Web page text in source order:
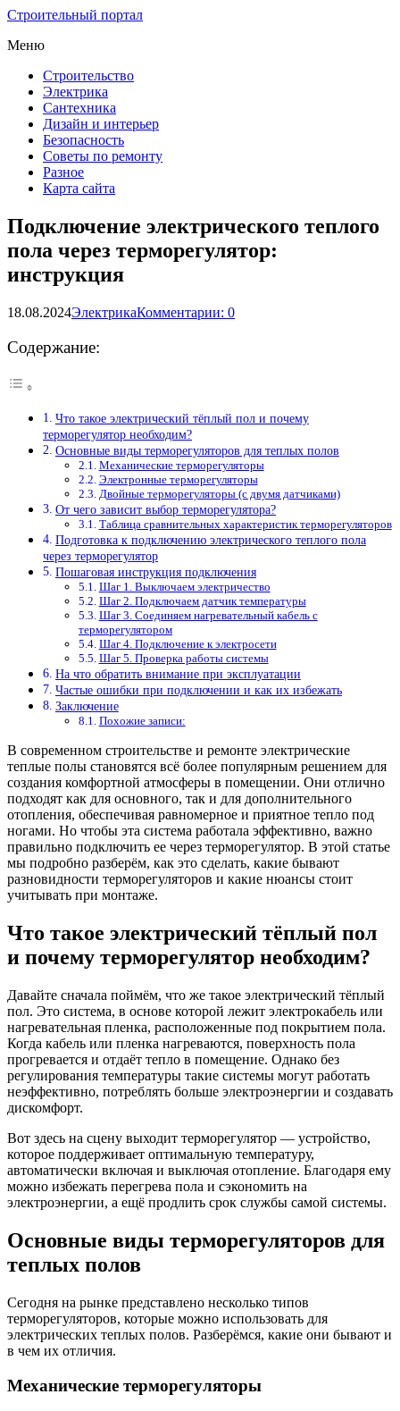
Строительный портал
Меню
Строительство
Электрика
Сантехника
Дизайн и интерьер
Безопасность
Советы по ремонту
Разное
Карта сайта
Подключение электрического теплого
пола через терморегулятор:
инструкция
18.08.2024ЭлектрикаКомментарии: 0
Содержание:
Что такое электрический тёплый пол и почему
терморегулятор необходим?
Основные виды терморегуляторов для теплых полов
Механические терморегуляторы
Электронные терморегуляторы
Двойные терморегуляторы (с двумя датчиками)
От чего зависит выбор терморегулятора?
Таблица сравнительных характеристик терморегуляторов
Подготовка к подключению электрического теплого пола
через терморегулятор
Пошаговая инструкция подключения
Шаг 1. Выключаем электричество
Шаг 2. Подключаем датчик температуры
Шаг 3. Соединяем нагревательный кабель с
терморегулятором
Шаг 4. Подключение к электросети
Шаг 5. Проверка работы системы
На что обратить внимание при эксплуатации
Частые ошибки при подключении и как их избежать
Заключение
Похожие записи:
В современном строительстве и ремонте электрические
теплые полы становятся всё более популярным решением для
создания комфортной атмосферы в помещении. Они отлично
подходят как для основного, так и для дополнительного
отопления, обеспечивая равномерное и приятное тепло под
ногами. Но чтобы эта система работала эффективно, важно
правильно подключить ее через терморегулятор. В этой статье
мы подробно разберём, как это сделать, какие бывают
разновидности терморегуляторов и какие нюансы стоит
учитывать при монтаже.
Что такое электрический тёплый пол
и почему терморегулятор необходим?
Давайте сначала поймём, что же такое электрический тёплый
пол. Это система, в основе которой лежит электрокабель или
нагревательная пленка, расположенные под покрытием пола.
Когда кабель или пленка нагреваются, поверхность пола
прогревается и отдаёт тепло в помещение. Однако без
регулирования температуры такие системы могут работать
неэффективно, потреблять больше электроэнергии и создавать
дискомфорт.
Вот здесь на сцену выходит терморегулятор — устройство,
которое поддерживает оптимальную температуру,
автоматически включая и выключая отопление. Благодаря ему
можно избежать перегрева пола и сэкономить на
электроэнергии, а ещё продлить срок службы самой системы.
Основные виды терморегуляторов для
теплых полов
Сегодня на рынке представлено несколько типов
терморегуляторов, которые можно использовать для
электрических теплых полов. Разберёмся, какие они бывают и
в чем их отличия.
Механические терморегуляторы